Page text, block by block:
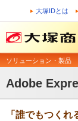
大塚IDとは
ソリューション・製品
Adobe
「誰でもつく